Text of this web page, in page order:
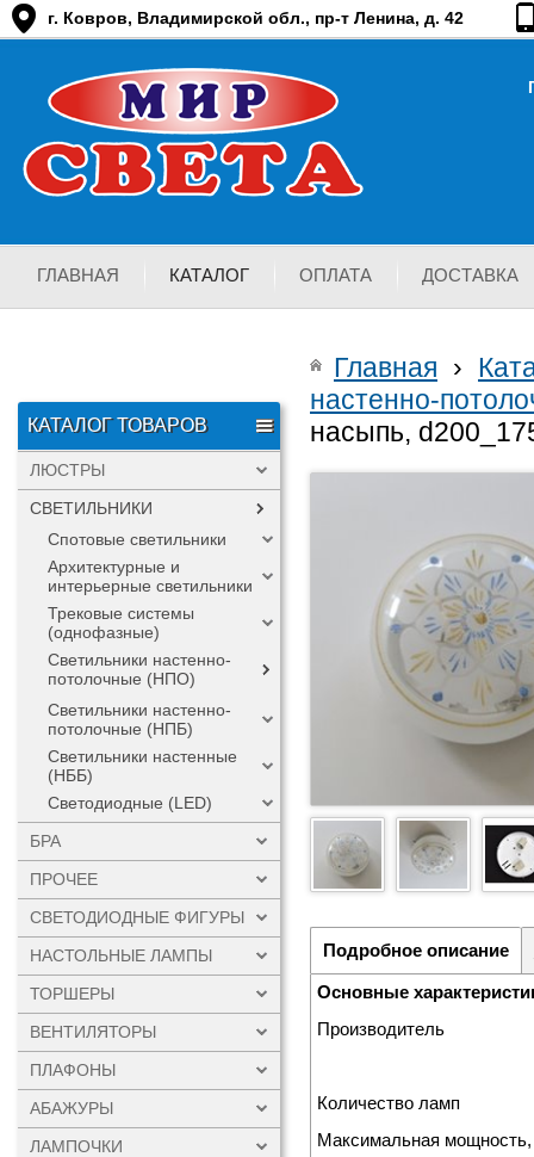
г. Ковров, Владимирской обл., пр-т Ленина, д. 42
ГЛАВНАЯ КАТАЛОГ ОПЛАТА ДОСТАВКА
КАТАЛОГ ТОВАРОВ
ЛЮСТРЫ
СВЕТИЛЬНИКИ
Спотовые светильники
Архитектурные и
интерьерные светильники
Трековые системы
(однофазные)
Светильники настенно-
потолочные (НПО)
Светильники настенно-
потолочные (НПБ)
Светильники настенные
(НББ)
Светодиодные (LED)
БРА
ПРОЧЕЕ
СВЕТОДИОДНЫЕ ФИГУРЫ
НАСТОЛЬНЫЕ ЛАМПЫ
ТОРШЕРЫ
ВЕНТИЛЯТОРЫ
ПЛАФОНЫ
АБАЖУРЫ
ЛАМПОЧКИ
Главная ›
настенно-
насыпь,
Подробное описание
Основные
Производитель
Количество ламп
Максимальная